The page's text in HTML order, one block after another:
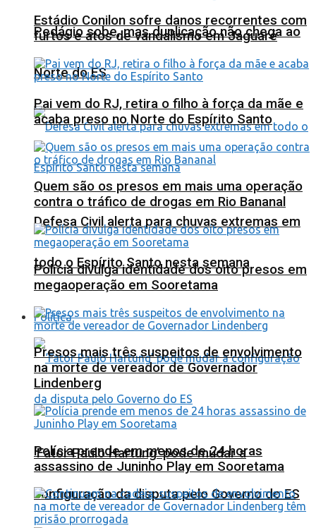
Pedágio sobe, mas duplicação não chega ao
Norte do ES
Defesa Civil alerta para chuvas extremas em
todo o Espírito Santo nesta semana
Política
‘Fator Paulo Hartung’ pode mudar a
configuração da disputa pelo Governo do ES
Estádio Conilon sofre danos recorrentes com
furtos e atos de vandalismo em Jaguaré
Pai vem do RJ, retira o filho à força da mãe e
acaba preso no Norte do Espírito Santo
Quem são os presos em mais uma operação
contra o tráfico de drogas em Rio Bananal
Polícia divulga identidade dos oito presos em
megaoperação em Sooretama
Presos mais três suspeitos de envolvimento
na morte de vereador de Governador
Lindenberg
Polícia prende em menos de 24 horas
assassino de Juninho Play em Sooretama